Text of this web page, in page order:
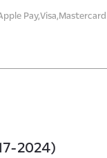
Pay,Visa,Mastercard
2024)